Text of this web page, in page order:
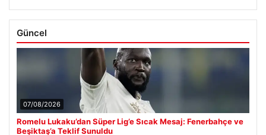
Güncel
07/08/2026
Romelu Lukaku’dan Süper Lig’e Sıcak Mesaj: Fenerbahçe ve
Beşiktaş’a Teklif Sunuldu